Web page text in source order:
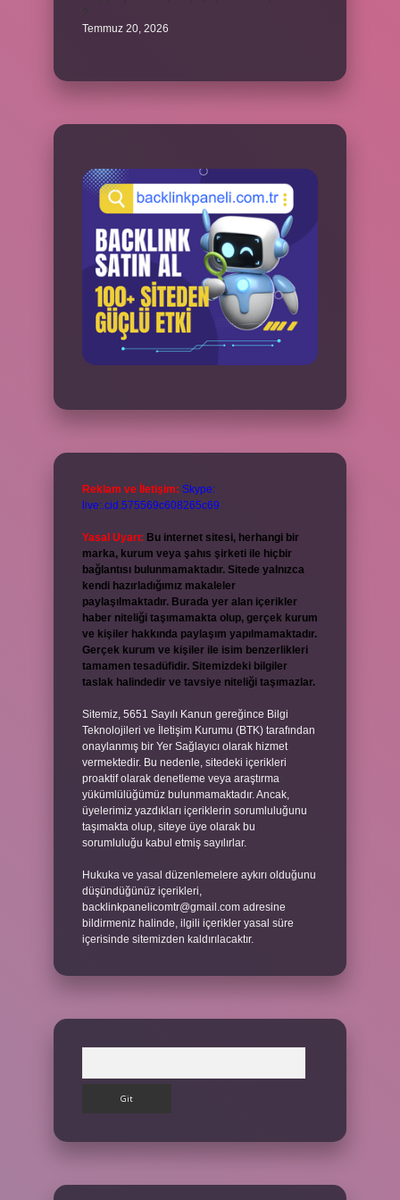
Temmuz 20, 2026
Reklam ve İletişim: Skype:
live:.cid.575569c608265c69
Yasal Uyarı: Bu internet sitesi, herhangi bir
marka, kurum veya şahıs şirketi ile hiçbir
bağlantısı bulunmamaktadır. Sitede yalnızca
kendi hazırladığımız makaleler
paylaşılmaktadır. Burada yer alan içerikler
haber niteliği taşımamakta olup, gerçek kurum
ve kişiler hakkında paylaşım yapılmamaktadır.
Gerçek kurum ve kişiler ile isim benzerlikleri
tamamen tesadüfidir. Sitemizdeki bilgiler
taslak halindedir ve tavsiye niteliği taşımazlar.
Sitemiz, 5651 Sayılı Kanun gereğince Bilgi
Teknolojileri ve İletişim Kurumu (BTK) tarafından
onaylanmış bir Yer Sağlayıcı olarak hizmet
vermektedir. Bu nedenle, sitedeki içerikleri
proaktif olarak denetleme veya araştırma
yükümlülüğümüz bulunmamaktadır. Ancak,
üyelerimiz yazdıkları içeriklerin sorumluluğunu
taşımakta olup, siteye üye olarak bu
sorumluluğu kabul etmiş sayılırlar.
Hukuka ve yasal düzenlemelere aykırı olduğunu
düşündüğünüz içerikleri,
backlinkpanelicomtr@gmail.com adresine
bildirmeniz halinde, ilgili içerikler yasal süre
içerisinde sitemizden kaldırılacaktır.